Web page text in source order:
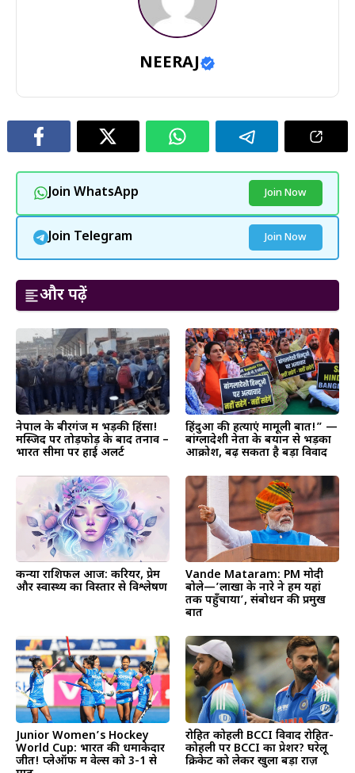
NEERAJ
Join WhatsApp Join Now
Join Telegram Join Now
और पढ़ें
नेपाल के बीरगंज में भड़की हिंसा!
मस्जिद पर तोड़फोड़ के बाद तनाव –
भारत सीमा पर हाई अलर्ट
हिंदुओं की हत्याएं मामूली बात!” —
बांग्लादेशी नेता के बयान से भड़का
आक्रोश, बढ़ सकता है बड़ा विवाद
कन्या राशिफल आज: करियर, प्रेम
और स्वास्थ्य का विस्तार से विश्लेषण
Vande Mataram: PM मोदी
बोले—’लाखों के नारे ने हमें यहां
तक पहुँचाया’, संबोधन की प्रमुख
बातें
Junior Women’s Hockey
World Cup: भारत की धमाकेदार
जीत! प्लेऑफ में वेल्स को 3-1 से
रोहित कोहली BCCI विवाद रोहित-
कोहली पर BCCI का प्रेशर? घरेलू
क्रिकेट को लेकर खुला बड़ा राज़